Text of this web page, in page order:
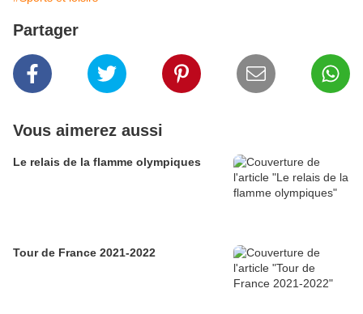
Partager
Vous aimerez aussi
Le relais de la flamme olympiques
Tour de France 2021-2022